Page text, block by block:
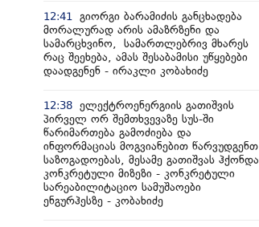
12:41
გიორგი ბარამიძის განცხადება
მორალურად არის ამაზრზენი და
სამარცხვინო, სამართლებრივ მხარეს
რაც შეეხება, ამას შესაბამისი უწყებები
დაადგენენ - ირაკლი კობახიძე
12:38 ელექტროენერგიის გათიშვის
პირველ ორ შემთხვევაზე სუს-ში
წარიმართება გამოძიება და
ინფორმაციას მოგვიანებით წარვუდგენთ
საზოგადოებას, მესამე გათიშვას ჰქონდა
კონკრეტული მიზეზი - კონკრეტული
სარეაბილიტაციო სამუშაოები
ენგურჰესზე - კობახიძე